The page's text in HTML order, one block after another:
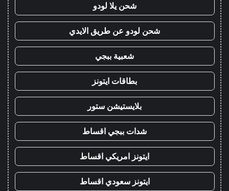
شحن يلا لودو
شحن لودو عن طريق الايدي
شعبية ببجي
بطاقات ايتونز
بلايستيشن ستور
شدات ببجي اقساط
ايتونز امريكي اقساط
ايتونز سعودي اقساط